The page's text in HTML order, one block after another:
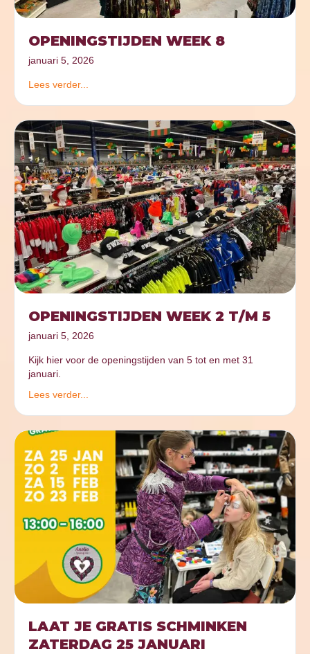
OPENINGSTIJDEN WEEK 8
januari 5, 2026
Lees verder...
OPENINGSTIJDEN WEEK 2 T/M 5
januari 5, 2026
Kijk hier voor de openingstijden van 5 tot en met 31
januari.
Lees verder...
LAAT JE GRATIS SCHMINKEN
ZATERDAG 25 JANUARI